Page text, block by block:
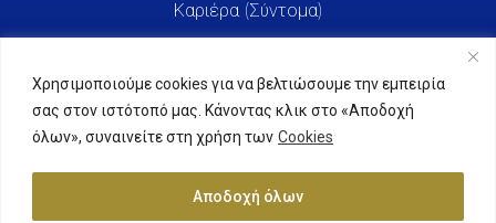
Χρησιμοποιούμε cookies για να βελτιώσουμε την εμπειρία
σας στον ιστότοπό μας. Κάνοντας κλικ στο «Αποδοχή
όλων», συναινείτε στη χρήση των Cookies
Αποδοχή όλων
Καριέρα (Σύντομα)